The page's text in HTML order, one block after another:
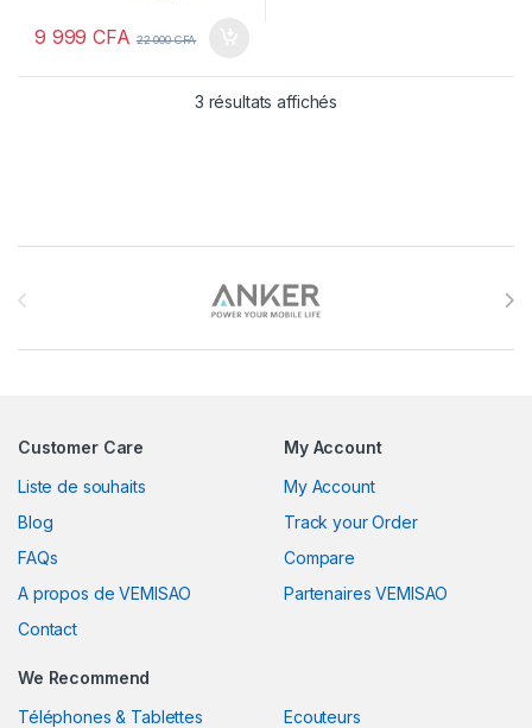
9 999CFA 22 000CFA
3 résultats affichés
Customer Care
Liste de souhaits
Blog
FAQs
A propos de VEMISAO
Contact
My Account
My Account
Track your Order
Compare
Partenaires VEMISAO
We Recommend
Téléphones & Tablettes
Ecouteurs